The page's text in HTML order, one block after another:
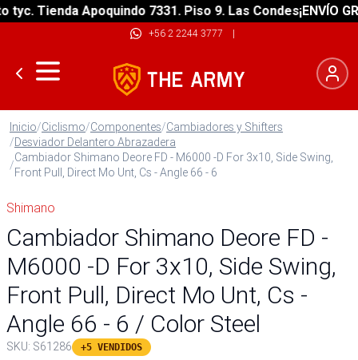
Tienda Apoquindo 7331. Piso 9. Las Condes¡ENVÍO
+56 2 2244 3777 |
Inicio/Ciclismo/Componentes/Cambiadores y Shifters
/Desviador Delantero Abrazadera
/
Cambiador Shimano Deore FD - M6000 -D For 3x10, Side Swing,
Front Pull, Direct Mo Unt, Cs - Angle 66 - 6
Shimano
Cambiador Shimano Deore FD -
M6000 -D For 3x10, Side Swing,
Front Pull, Direct Mo Unt, Cs -
Angle 66 - 6 / Color Steel
SKU: S61286 +5 VENDIDOS